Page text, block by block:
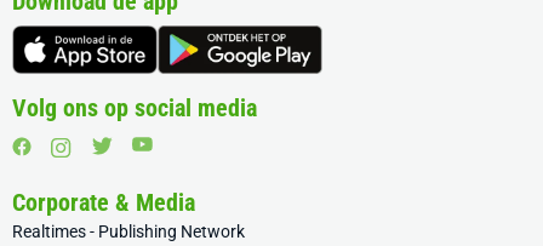
Volg ons op social media
Corporate & Media
Realtimes - Publishing Network